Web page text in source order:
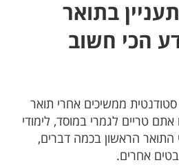
בתואר
הכי חשוב
ממשיכים אחרי תואר
אתם טריים לגמרי במוסד, לימודי
התואר הראשון בכמה דברים,
אחרים.